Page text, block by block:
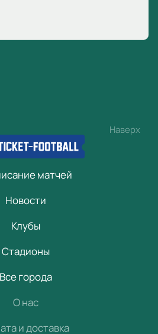
Наверх
матчей
Новости
Клубы
Стадионы
Все города
О нас
и доставка